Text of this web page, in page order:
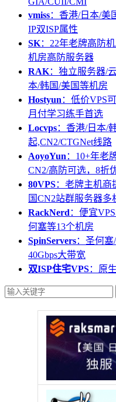
vmiss：香港/日本/美
IP双ISP属性
SK：22年老牌高防
机房高防服务器
RAK：独立服务器/
本/韩国/美国等机房
Hostyun ：低价VPS
月付学习练手首选
Locvps：香港/日本/
起,CN2/CTGNet线路
AoyoYun ：10+年老
CN2/高防可选，8折
80VPS：老牌主机商
国CN2站群服务器多
RackNerd ：便宜
何塞等13个机房
SpinServers：圣何
40Gbps大带宽
双ISP住宅VPS：原